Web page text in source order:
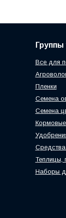
Группы
Все для
Пленки
Семена
Семена
Теплицы,
Наборы